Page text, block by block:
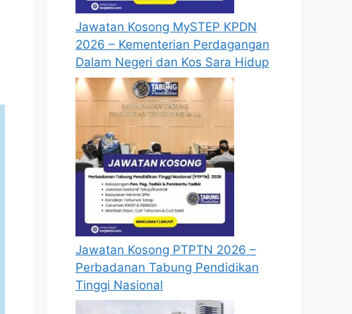
Jawatan Kosong MySTEP KPDN
2026 – Kementerian Perdagangan
Dalam Negeri dan Kos Sara Hidup
Jawatan Kosong PTPTN 2026 –
Perbadanan Tabung Pendidikan
Tinggi Nasional